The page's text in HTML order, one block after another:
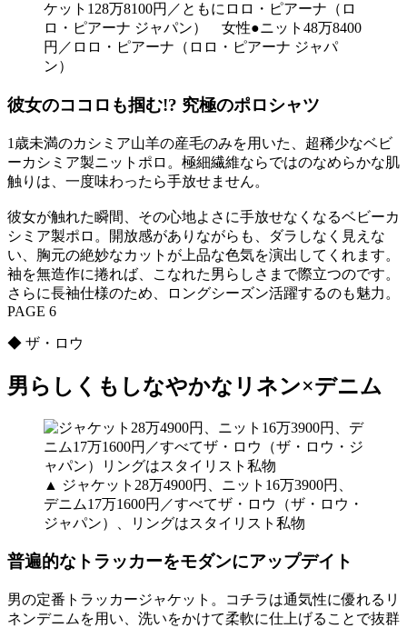
ケット128万8100円／ともにロロ・ピアーナ（ロ
ロ・ピアーナ ジャパン） 女性●ニット48万8400
円／ロロ・ピアーナ（ロロ・ピアーナ ジャパ
ン）
彼女のココロも掴む!? 究極のポロシャツ
1歳未満のカシミア山羊の産毛のみを用いた、超稀少なベビ
ーカシミア製ニットポロ。極細繊維ならではのなめらかな肌
触りは、一度味わったら手放せません。
彼女が触れた瞬間、その心地よさに手放せなくなるベビーカ
シミア製ポロ。開放感がありながらも、ダラしなく見えな
い、胸元の絶妙なカットが上品な色気を演出してくれます。
袖を無造作に捲れば、こなれた男らしさまで際立つのです。
さらに長袖仕様のため、ロングシーズン活躍するのも魅力。
PAGE 6
◆ ザ・ロウ
男らしくもしなやかなリネン×デニム
▲ ジャケット28万4900円、ニット16万3900円、
デニム17万1600円／すべてザ・ロウ（ザ・ロウ・
ジャパン）、リングはスタイリスト私物
普遍的なトラッカーをモダンにアップデイト
男の定番トラッカージャケット。コチラは通気性に優れるリ
ネンデニムを用い、洗いをかけて柔軟に仕上げることで抜群